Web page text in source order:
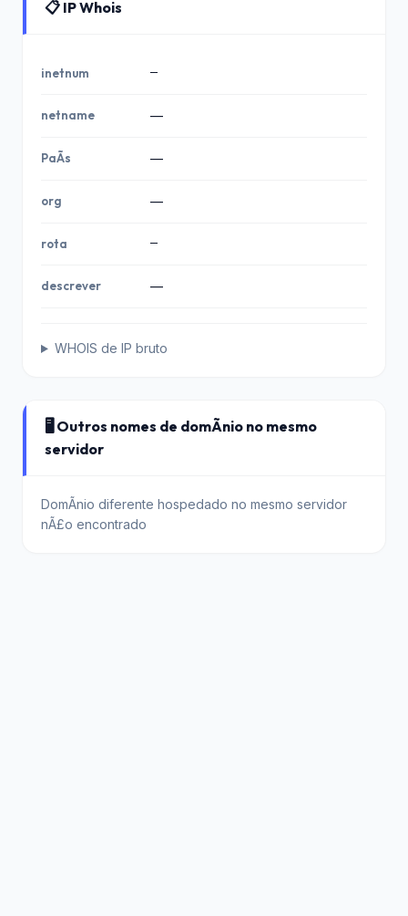
📋 IP Whois
inetnum —
netname —
PaÃ­s —
org —
rota —
descrever —
WHOIS de IP bruto
🖥️ Outros nomes de domÃ­nio no mesmo
servidor
DomÃ­nio diferente hospedado no mesmo servidor
nÃ£o encontrado